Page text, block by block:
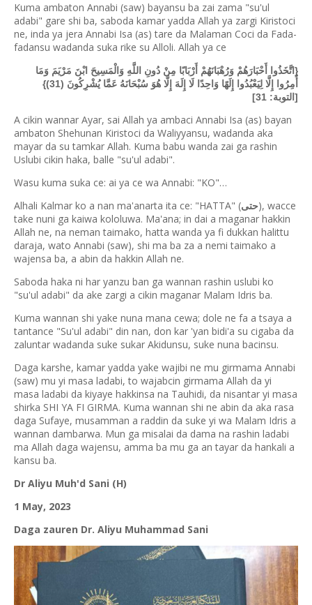
Kuma ambaton Annabi (saw) bayansu ba zai zama "su'ul
adabi" gare shi ba, saboda kamar yadda Allah ya zargi Kiristoci
ne, inda ya jera Annabi Isa (as) tare da Malaman Coci da Fada-
fadansu wadanda suka rike su Alloli. Allah ya ce
{اتَّخَذُوا أَحْبَارَهُمْ وَرُهْبَانَهُمْ أَرْبَابًا مِنْ دُونِ اللَّهِ وَالْمَسِيحَ ابْنَ مَرْيَمَ وَمَا
أُمِرُوا إِلَّا لِيَعْبُدُوا إِلَهًا وَاحِدًا لَا إِلَهَ إِلَّا هُوَ سُبْحَانَهُ عَمَّا يُشْرِكُونَ (31)}
[التوبة: 31]
A cikin wannar Ayar, sai Allah ya ambaci Annabi Isa (as) bayan
ambaton Shehunan Kiristoci da Waliyyansu, wadanda aka
mayar da su tamkar Allah. Kuma babu wanda zai ga rashin
Uslubi cikin haka, balle "su'ul adabi".
Wasu kuma suka ce: ai ya ce wa Annabi: "KO"…
Alhali Kalmar ko a nan ma'anarta ita ce: "HATTA" (حتى), wacce
take nuni ga kaiwa kololuwa. Ma'ana; in dai a maganar hakkin
Allah ne, na neman taimako, hatta wanda ya fi dukkan halittu
daraja, wato Annabi (saw), shi ma ba za a nemi taimako a
wajensa ba, a abin da hakkin Allah ne.
Saboda haka ni har yanzu ban ga wannan rashin uslubi ko
"su'ul adabi" da ake zargi a cikin maganar Malam Idris ba.
Kuma wannan shi yake nuna mana cewa; dole ne fa a tsaya a
tantance "Su'ul adabi" din nan, don kar 'yan bidi'a su cigaba da
zaluntar wadanda suke sukar Akidunsu, suke nuna bacinsu.
Daga karshe, kamar yadda yake wajibi ne mu girmama Annabi
(saw) mu yi masa ladabi, to wajabcin girmama Allah da yi
masa ladabi da kiyaye hakkinsa na Tauhidi, da nisantar yi masa
shirka SHI YA FI GIRMA. Kuma wannan shi ne abin da aka rasa
daga Sufaye, musamman a raddin da suke yi wa Malam Idris a
wannan dambarwa. Mun ga misalai da dama na rashin ladabi
ma Allah daga wajensu, amma ba mu ga an tayar da hankali a
kansu ba.
Dr Aliyu Muh'd Sani (H)
1 May, 2023
Daga zauren Dr. Aliyu Muhammad Sani